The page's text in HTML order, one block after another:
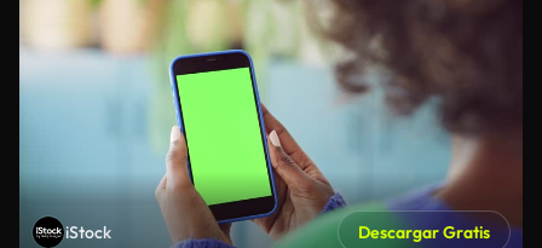
iStock Descargar Gratis